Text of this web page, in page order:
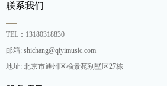
联系我们
TEL：13180318830
邮箱: shichang@qiyimusic.com
地址: 北京市通州区榆景苑别墅区27栋